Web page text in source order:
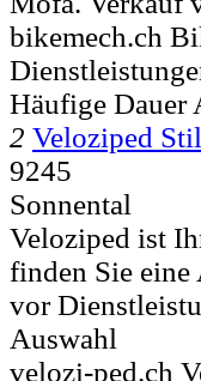
bikemech.ch
Häufige Dauer
2 Veloziped
9245
Sonnental
Veloziped ist
finden Sie eine
vor
Auswahl
velozi-ped.ch